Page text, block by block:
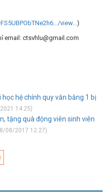
view... )
email: ctsvhlu@gmail.com
hệ chính quy văn bằng 1 bị
14:25)
tặng quà động viên sinh viên
08/2017 12:27)